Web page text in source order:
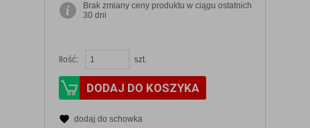
Brak zmiany ceny produktu w ciągu ostatnich
30 dni
Ilość: szt.
DODAJ DO KOSZYKA
dodaj do schowka